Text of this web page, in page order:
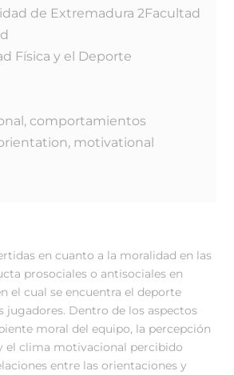
de Extremadura 2Facultad
Física y el Deporte
comportamientos
motivational
en cuanto a la moralidad en las
prosociales o antisociales en
el cual se encuentra el deporte
Dentro de los aspectos
moral del equipo, la percepción
el clima motivacional percibido
entre las orientaciones y